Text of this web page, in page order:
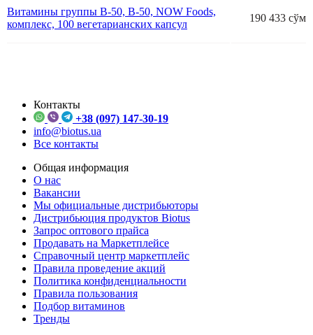
Витамины группы В-50, B-50, NOW Foods,
комплекс, 100 вегетарианских капсул
190 433 сўм
Контакты
+38 (097) 147-30-19
info@biotus.ua
Все контакты
Общая информация
О нас
Вакансии
Мы официальные дистрибьюторы
Дистрибьюция продуктов Biotus
Запрос оптового прайса
Продавать на Маркетплейсе
Справочный центр маркетплейс
Правила проведение акций
Политика конфиденциальности
Правила пользования
Подбор витаминов
Тренды